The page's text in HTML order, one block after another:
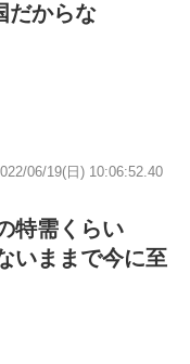
だからな
06/19(日) 10:06:52.40
特需くらい
いままで今に至